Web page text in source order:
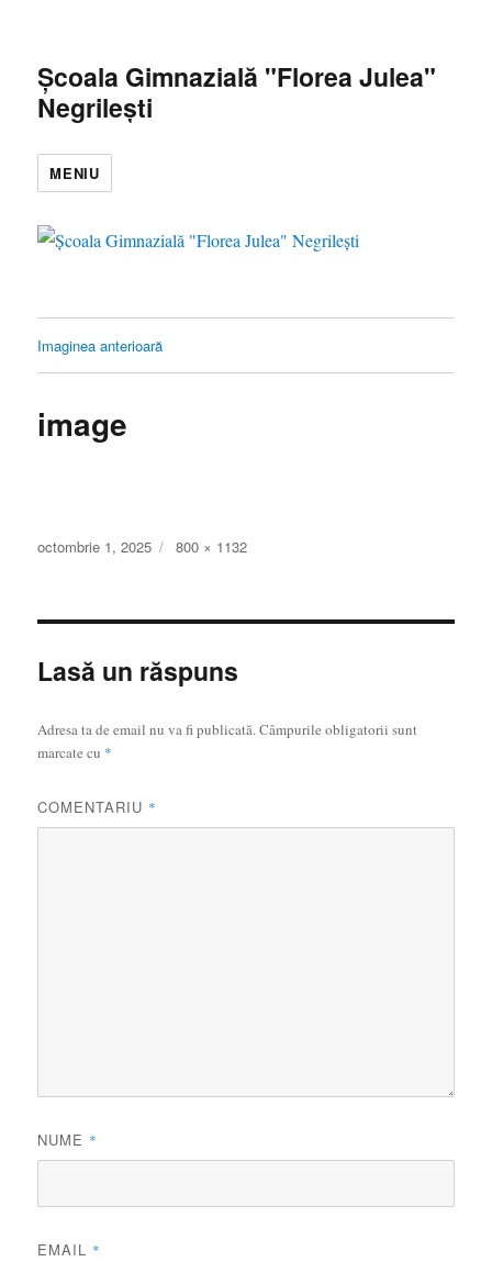
Școala Gimnazială "Florea Julea"
Negrilești
MENIU
Imaginea anterioară
image
Publicat
octombrie 1, 2025
Dimensiune
800 × 1132
Lasă un răspuns
Adresa ta de email nu va fi publicată.Câmpurile obligatorii sunt
marcate cu *
COMENTARIU *
NUME *
EMAIL *